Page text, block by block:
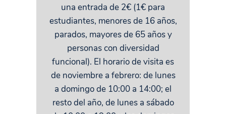
una entrada de 2€ (1€ para
estudiantes, menores de 16 años,
parados, mayores de 65 años y
personas con diversidad
funcional). El horario de visita es
de noviembre a febrero: de lunes
a domingo de 10:00 a 14:00; el
resto del año, de lunes a sábado